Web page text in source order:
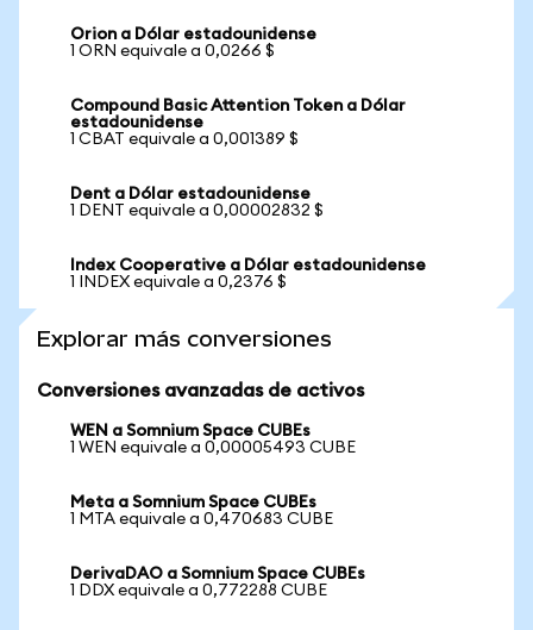
Orion a Dólar estadounidense
1 ORN equivale a 0,0266 $
Compound Basic Attention Token a Dólar
estadounidense
1 CBAT equivale a 0,001389 $
Dent a Dólar estadounidense
1 DENT equivale a 0,00002832 $
Index Cooperative a Dólar estadounidense
1 INDEX equivale a 0,2376 $
Explorar más conversiones
Conversiones avanzadas de activos
WEN a Somnium Space CUBEs
1 WEN equivale a 0,00005493 CUBE
Meta a Somnium Space CUBEs
1 MTA equivale a 0,470683 CUBE
DerivaDAO a Somnium Space CUBEs
1 DDX equivale a 0,772288 CUBE